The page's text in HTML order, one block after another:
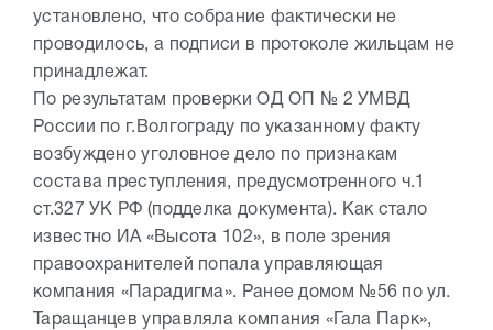
установлено, что собрание фактически не
проводилось, а подписи в протоколе жильцам не
принадлежат.
По результатам проверки ОД ОП № 2 УМВД
России по г.Волгограду по указанному факту
возбуждено уголовное дело по признакам
состава преступления, предусмотренного ч.1
ст.327 УК РФ (подделка документа). Как стало
известно ИА «Высота 102», в поле зрения
правоохранителей попала управляющая
компания «Парадигма». Ранее домом №56 по ул.
Таращанцев управляла компания «Гала Парк»,